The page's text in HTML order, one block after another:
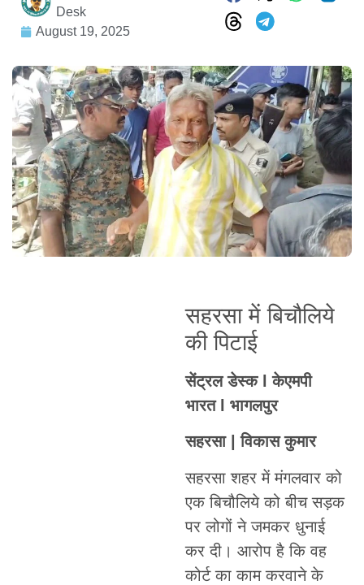
Desk
August 19, 2025
सहरसा में बिचौलिये
की पिटाई
सेंट्रल डेस्क l केएमपी
भारत l भागलपुर
सहरसा | विकास कुमार
सहरसा शहर में मंगलवार को
एक बिचौलिये को बीच सड़क
पर लोगों ने जमकर धुनाई
कर दी। आरोप है कि वह
कोर्ट का काम करवाने के